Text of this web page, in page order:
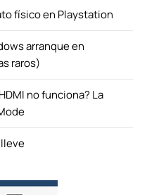
físico en Playstation
arranque en
raros)
no funciona? La